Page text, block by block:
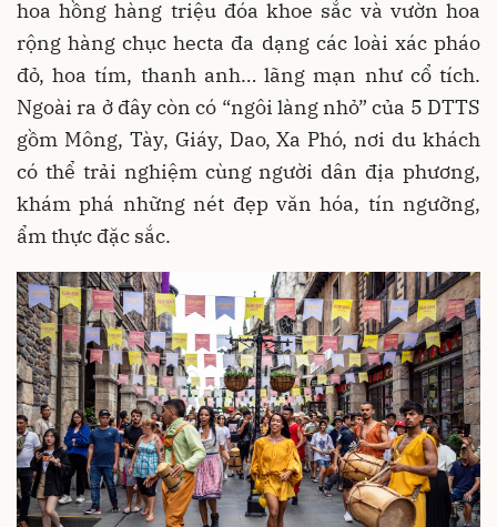
hoa hồng hàng triệu đóa khoe sắc và vườn hoa
rộng hàng chục hecta đa dạng các loài xác pháo
đỏ, hoa tím, thanh anh… lãng mạn như cổ tích.
Ngoài ra ở đây còn có “ngôi làng nhỏ” của 5 DTTS
gồm Mông, Tày, Giáy, Dao, Xa Phó, nơi du khách
có thể trải nghiệm cùng người dân địa phương,
khám phá những nét đẹp văn hóa, tín ngưỡng,
ẩm thực đặc sắc.